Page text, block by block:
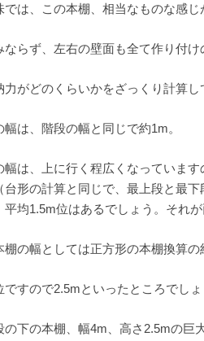
は、この本棚、相当なものな感じ
ならず、左右の壁面も全て作り付け
力がどのくらいかをざっくり計算し
は、階段の幅と同じで約1m。
幅は、上に行く程広くなっていま
台形の計算と同じで、最上段と最
均1.5m位はあるでしょう。それ
棚の幅としては正方形の本棚換算
すので2.5mといったところでしょ
の下の本棚、幅4m、高さ2.5mの巨